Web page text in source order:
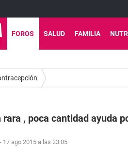
FOROS SALUD FAMILIA
, poca cantidad ayuda
- 17 ago 2015 a las 23:05